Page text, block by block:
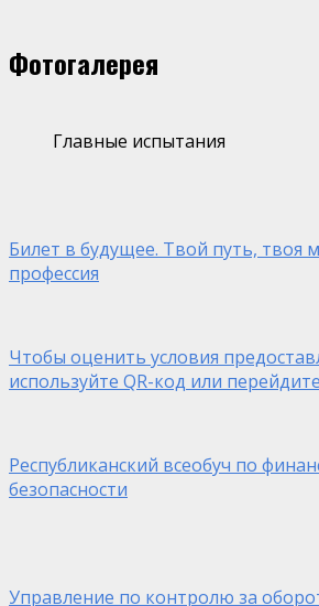
Фотогалерея
Главные испытания
Билет в будущее. Твой путь, твоя
профессия
Чтобы оценить условия
используйте QR-код или
Республиканский всеобуч по
безопасности
Управление по контролю за